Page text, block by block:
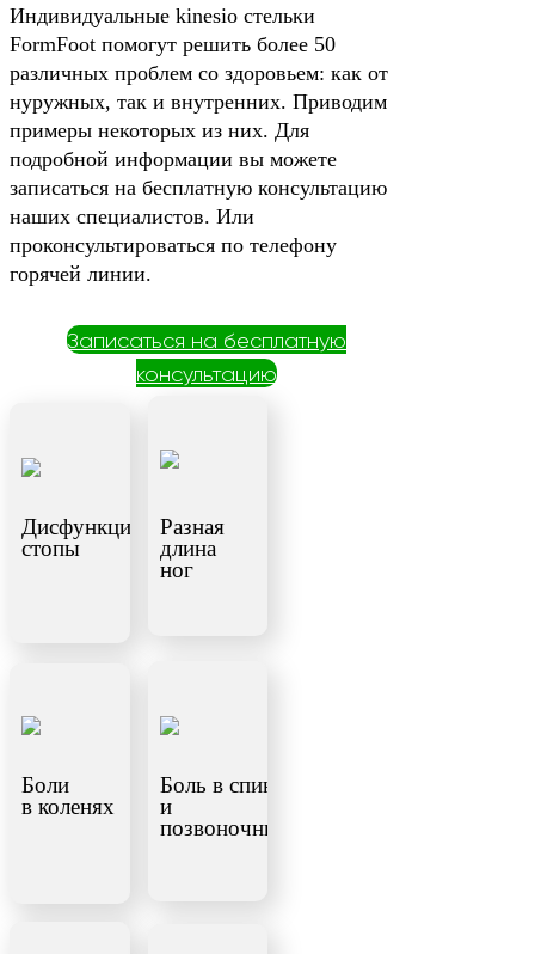
Индивидуальные kinesio стельки
FormFoot помогут решить более 50
различных проблем со здоровьем: как от
нуружных, так и внутренних. Приводим
примеры некоторых из них. Для
подробной информации вы можете
записаться на бесплатную консультацию
наших специалистов. Или
проконсультироваться по телефону
горячей линии.
Записаться на бесплатную
консультацию
Дисфункция
стопы
Разная
длина
ног
Боли
в коленях
Боль в спине
и
позвоночнике